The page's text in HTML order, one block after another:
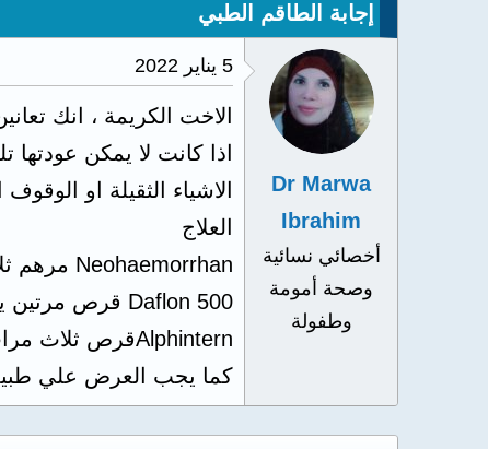
إجابة الطاقم الطبي
Dr Marwa
Ibrahim
أخصائي نسائية
وصحة أمومة
وطفولة
5 يناير 2022
الاخت الكريمة ، انك
اذا كانت لا يمكن
الاشياء الثقيلة او
العلاج
Neohaemorrhan مرهم ثلاث مرات يوميا
Daflon 500 قرص مرتين يوميا
Alphinternقرص ثلاث مرات قبل الاكل
كما يجب العرض علي